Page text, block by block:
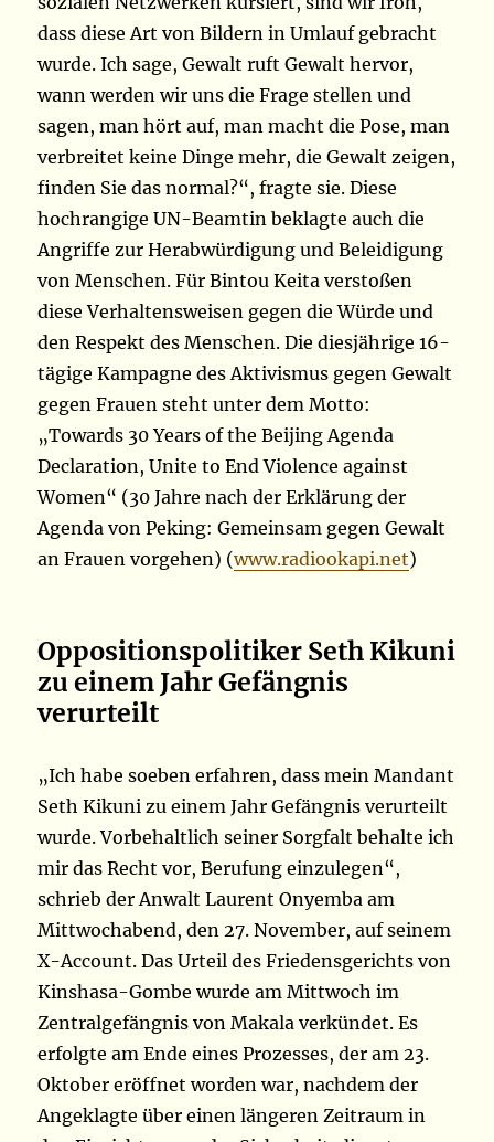
dass diese Art von Bildern in Umlauf gebracht
wurde. Ich sage, Gewalt ruft Gewalt hervor,
wann werden wir uns die Frage stellen und
sagen, man hört auf, man macht die Pose, man
verbreitet keine Dinge mehr, die Gewalt zeigen,
finden Sie das normal?“, fragte sie. Diese
hochrangige UN-Beamtin beklagte auch die
Angriffe zur Herabwürdigung und Beleidigung
von Menschen. Für Bintou Keita verstoßen
diese Verhaltensweisen gegen die Würde und
den Respekt des Menschen. Die diesjährige 16-
tägige Kampagne des Aktivismus gegen Gewalt
gegen Frauen steht unter dem Motto:
„Towards 30 Years of the Beijing Agenda
Declaration, Unite to End Violence against
Women“ (30 Jahre nach der Erklärung der
Agenda von Peking: Gemeinsam gegen Gewalt
an Frauen vorgehen) (www.radiookapi.net)
Oppositionspolitiker Seth Kikuni
zu einem Jahr Gefängnis
verurteilt
„Ich habe soeben erfahren, dass mein Mandant
Seth Kikuni zu einem Jahr Gefängnis verurteilt
wurde. Vorbehaltlich seiner Sorgfalt behalte ich
mir das Recht vor, Berufung einzulegen“,
schrieb der Anwalt Laurent Onyemba am
Mittwochabend, den 27. November, auf seinem
X-Account. Das Urteil des Friedensgerichts von
Kinshasa-Gombe wurde am Mittwoch im
Zentralgefängnis von Makala verkündet. Es
erfolgte am Ende eines Prozesses, der am 23.
Oktober eröffnet worden war, nachdem der
Angeklagte über einen längeren Zeitraum in